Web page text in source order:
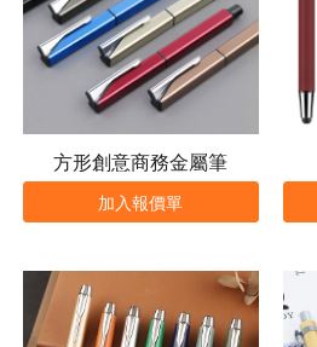
方形創意商務金屬筆
加入報價單